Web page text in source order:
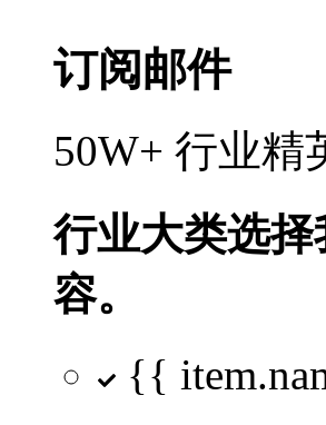
订阅邮件
50W+ 行业精
行业大类选择
容。
{{